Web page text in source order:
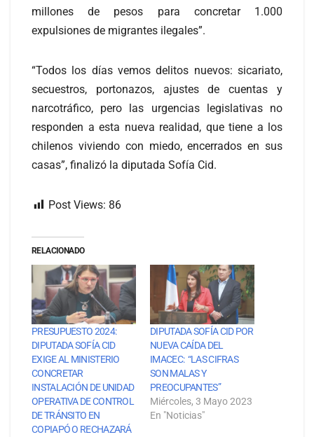
millones de pesos para concretar 1.000
expulsiones de migrantes ilegales”.
“Todos los días vemos delitos nuevos: sicariato,
secuestros, portonazos, ajustes de cuentas y
narcotráfico, pero las urgencias legislativas no
responden a esta nueva realidad, que tiene a los
chilenos viviendo con miedo, encerrados en sus
casas”, finalizó la diputada Sofía Cid.
Post Views: 86
RELACIONADO
PRESUPUESTO 2024:
DIPUTADA SOFÍA CID
EXIGE AL MINISTERIO
CONCRETAR
INSTALACIÓN DE UNIDAD
OPERATIVA DE CONTROL
DE TRÁNSITO EN
COPIAPÓ O RECHAZARÁ
DIPUTADA SOFÍA CID POR
NUEVA CAÍDA DEL
IMACEC: “LAS CIFRAS
SON MALAS Y
PREOCUPANTES”
Miércoles, 3 Mayo 2023
En "Noticias"